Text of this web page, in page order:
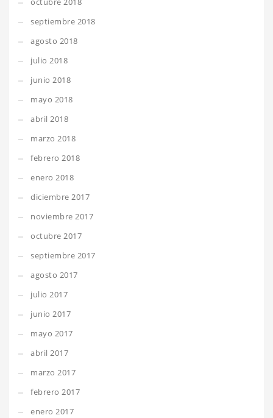
septiembre 2018
agosto 2018
julio 2018
junio 2018
mayo 2018
abril 2018
marzo 2018
febrero 2018
enero 2018
diciembre 2017
noviembre 2017
octubre 2017
septiembre 2017
agosto 2017
julio 2017
junio 2017
mayo 2017
abril 2017
marzo 2017
febrero 2017
enero 2017